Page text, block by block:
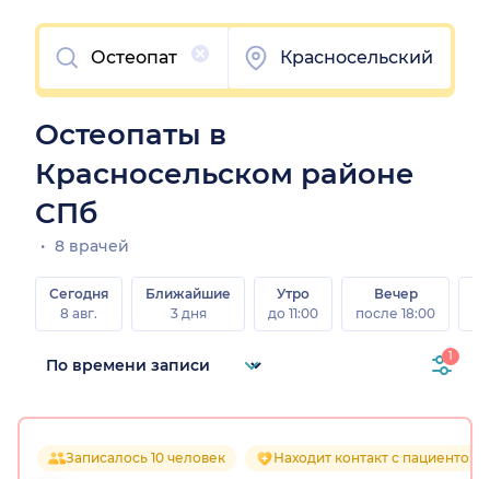
Очистить
Красносельский
Остеопаты в
Красносельском районе
СПб
8 врачей
Сегодня
8 авг.
Ближайшие
3 дня
Утро
до 11:00
Вечер
после 18:00
1
Записалось 10 человек Находит контакт с пациентом